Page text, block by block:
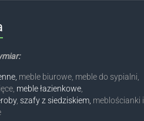
meble biurowe, meble do sypialni,
meble łazienkowe
, szafy z siedziskiem, meblościanki i